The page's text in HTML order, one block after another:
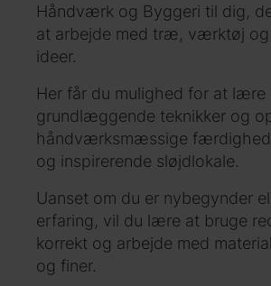
Håndværk og Byggeri til dig,
at arbejde med træ, værktøj og
ideer.
Her får du mulighed for at lære
grundlæggende teknikker og
håndværksmæssige
og inspirerende sløjdlokale.
Uanset om du er nybegynder
erfaring, vil du lære at bruge
korrekt og arbejde med
og finer.